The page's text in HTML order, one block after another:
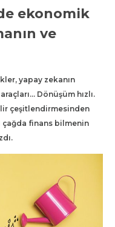
ekonomik
ve
yapay zekanın
Dönüşüm hızlı.
çeşitlendirmesinden
çağda finans bilmenin